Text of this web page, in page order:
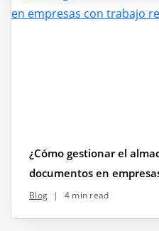
¿Cómo gestionar el
documentos en
Blog | 4 min read